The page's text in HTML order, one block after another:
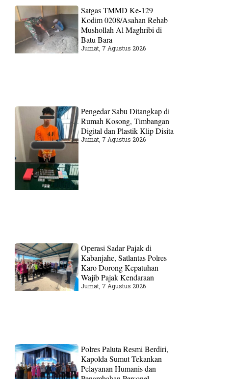
Satgas TMMD Ke-129
Kodim 0208/Asahan Rehab
Mushollah Al Maghribi di
Batu Bara
Jumat, 7 Agustus 2026
Pengedar Sabu Ditangkap di
Rumah Kosong, Timbangan
Digital dan Plastik Klip Disita
Jumat, 7 Agustus 2026
Operasi Sadar Pajak di
Kabanjahe, Satlantas Polres
Karo Dorong Kepatuhan
Wajib Pajak Kendaraan
Jumat, 7 Agustus 2026
Polres Paluta Resmi Berdiri,
Kapolda Sumut Tekankan
Pelayanan Humanis dan